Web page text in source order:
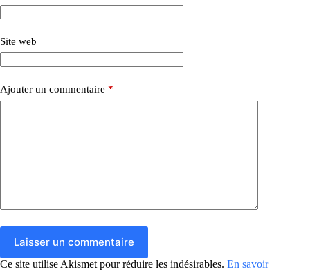
Site web
Ajouter un commentaire *
Laisser un commentaire
Ce site utilise Akismet pour réduire les indésirables. En savoir